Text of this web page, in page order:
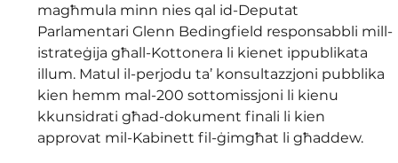
magħmula minn nies qal id-Deputat
Parlamentari Glenn Bedingfield responsabbli mill-
istrateġija għall-Kottonera li kienet ippublikata
illum. Matul il-perjodu ta’ konsultazzjoni pubblika
kien hemm mal-200 sottomissjoni li kienu
kkunsidrati għad-dokument finali li kien
approvat mil-Kabinett fil-ġimgħat li għaddew.